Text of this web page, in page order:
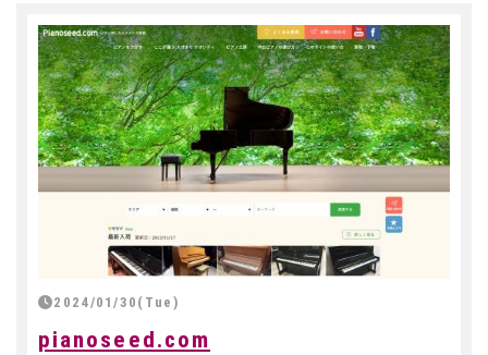
2024/01/30(Tue)
pianoseed.com